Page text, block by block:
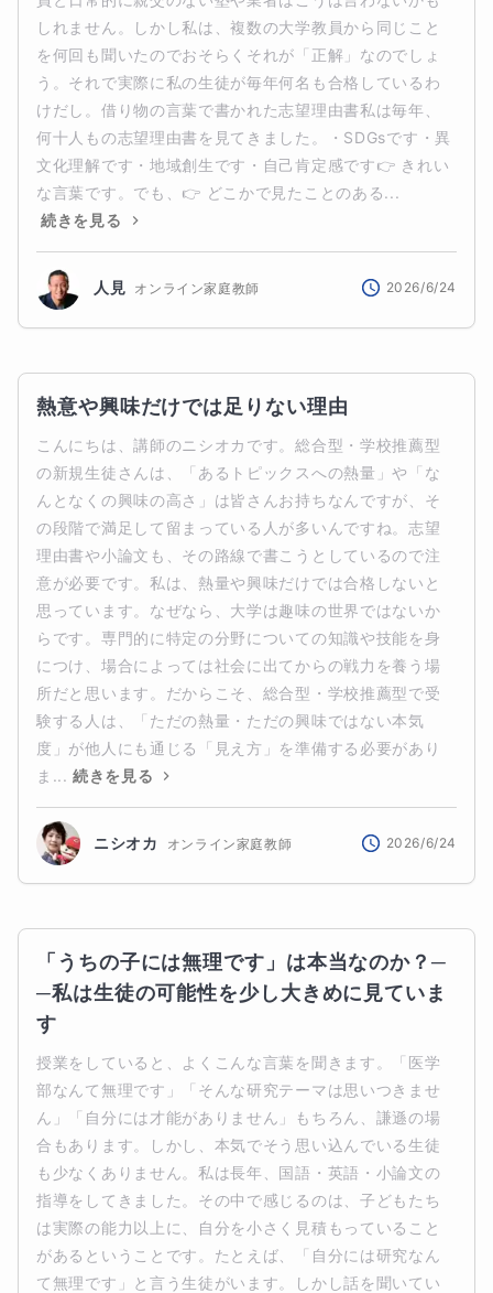
しれません。しかし私は、複数の大学教員から同じこと
を何回も聞いたのでおそらくそれが「正解」なのでしょ
う。それで実際に私の生徒が毎年何名も合格しているわ
けだし。借り物の言葉で書かれた志望理由書私は毎年、
何十人もの志望理由書を見てきました。・SDGsです・異
文化理解です・地域創生です・自己肯定感です👉 きれい
な言葉です。でも、👉 どこかで見たことのある...
続きを見る
人見 オンライン家庭教師 2026/6/24
熱意や興味だけでは足りない理由
こんにちは、講師のニシオカです。総合型・学校推薦型
の新規生徒さんは、「あるトピックスへの熱量」や「な
んとなくの興味の高さ」は皆さんお持ちなんですが、そ
の段階で満足して留まっている人が多いんですね。志望
理由書や小論文も、その路線で書こうとしているので注
意が必要です。私は、熱量や興味だけでは合格しないと
思っています。なぜなら、大学は趣味の世界ではないか
らです。専門的に特定の分野についての知識や技能を身
につけ、場合によっては社会に出てからの戦力を養う場
所だと思います。だからこそ、総合型・学校推薦型で受
験する人は、「ただの熱量・ただの興味ではない本気
度」が他人にも通じる「見え方」を準備する必要があり
ま... 続きを見る
ニシオカ オンライン家庭教師 2026/6/24
「うちの子には無理です」は本当なのか？─
─私は生徒の可能性を少し大きめに見ていま
す
授業をしていると、よくこんな言葉を聞きます。「医学
部なんて無理です」「そんな研究テーマは思いつきませ
ん」「自分には才能がありません」もちろん、謙遜の場
合もあります。しかし、本気でそう思い込んでいる生徒
も少なくありません。私は長年、国語・英語・小論文の
指導をしてきました。その中で感じるのは、子どもたち
は実際の能力以上に、自分を小さく見積もっていること
があるということです。たとえば、「自分には研究なん
て無理です」と言う生徒がいます。しかし話を聞いてい